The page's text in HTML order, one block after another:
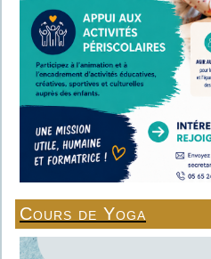
Cours de Yoga